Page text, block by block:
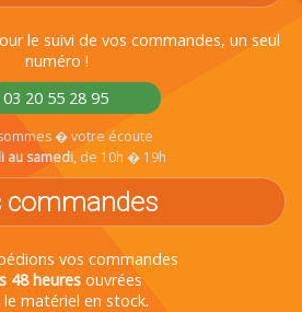
le suivi de vos commandes, un seul
numéro !
03 20 55 28 95
� votre écoute
au samedi, de 10h � 19h
commandes
vos commandes
48 heuresouvrées
matériel en stock.